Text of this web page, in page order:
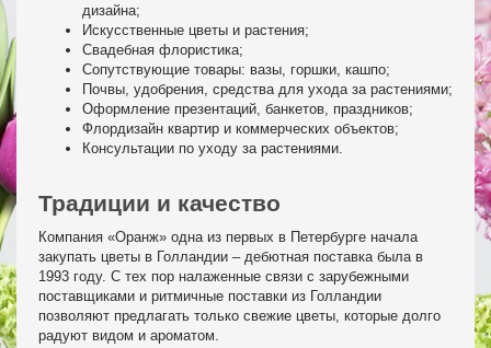
дизайна;
Искусственные цветы и растения;
Свадебная флористика;
Сопутствующие товары: вазы, горшки, кашпо;
Почвы, удобрения, средства для ухода за растениями;
Оформление презентаций, банкетов, праздников;
Флордизайн квартир и коммерческих объектов;
Консультации по уходу за растениями.
Традиции и качество
Компания «Оранж» одна из первых в Петербурге начала
закупать цветы в Голландии – дебютная поставка была в
1993 году. С тех пор налаженные связи с зарубежными
поставщиками и ритмичные поставки из Голландии
позволяют предлагать только свежие цветы, которые долго
радуют видом и ароматом.